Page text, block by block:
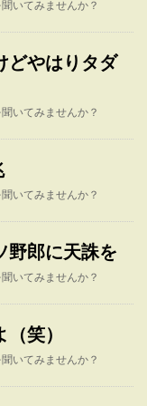
いてみませんか？
どやはりタダ
いてみませんか？
いてみませんか？
野郎に天誅を
いてみませんか？
笑）
いてみませんか？